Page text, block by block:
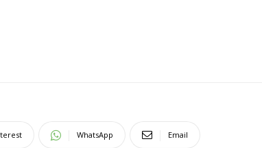
WhatsApp Email